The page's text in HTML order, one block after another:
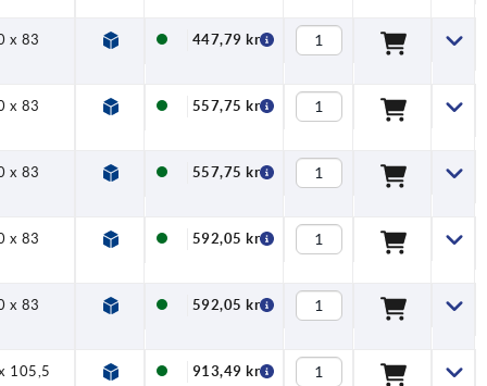
x 83 447,79 kr
x 83 557,75 kr
x 83 557,75 kr
x 83 592,05 kr
x 83 592,05 kr
105,5 913,49 kr